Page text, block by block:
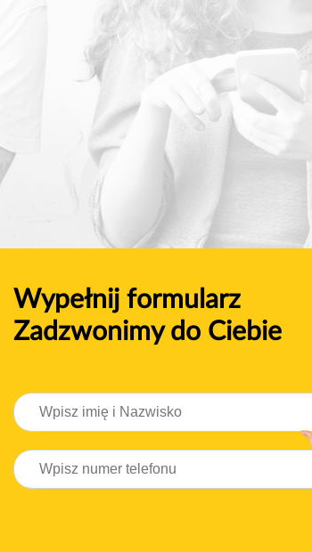
Wypełnij formularz
Zadzwonimy do Ciebie